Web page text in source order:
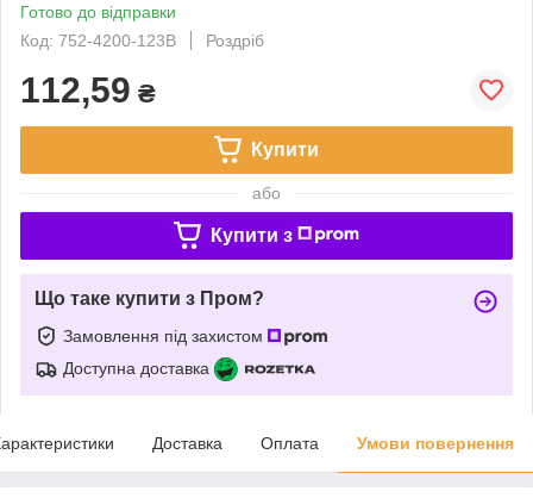
Готово до відправки
Код: 752-4200-123B
Роздріб
112,59 ₴
Купити
або
Купити з
Що таке купити з Пром?
Замовлення під захистом
Доступна доставка
Доставка Оплата Умови повернення